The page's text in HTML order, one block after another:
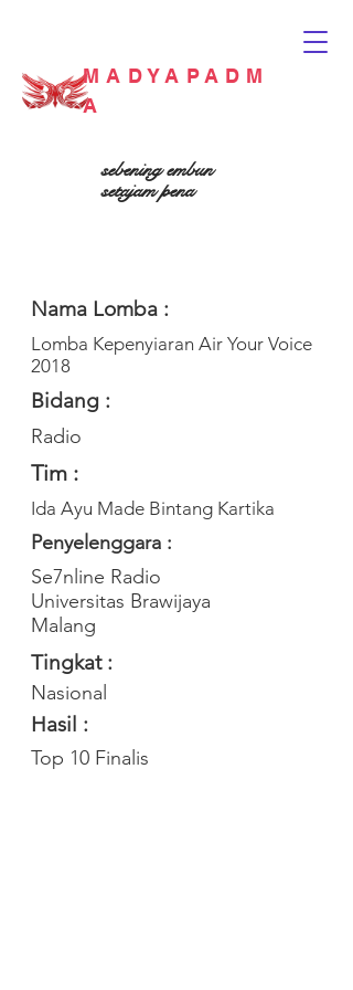
MADYAPADM
A
sebening embun
setajam pena
Nama Lomba :
Lomba Kepenyiaran Air Your Voice
2018
Bidang :
Radio
Tim :
Ida Ayu Made Bintang Kartika
Penyelenggara :
Se7nline Radio
Universitas Brawijaya
Malang
Tingkat :
Nasional
Hasil :
Top 10 Finalis